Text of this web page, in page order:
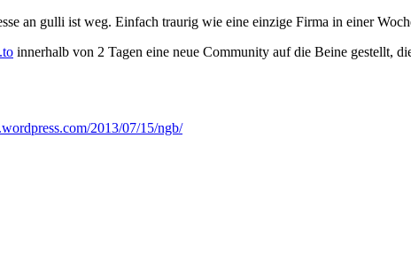
an gulli ist weg. Einfach traurig wie eine einzige Firma in einer
innerhalb von 2 Tagen eine neue Community auf die Beine gestellt,
2013/07/15/ngb/